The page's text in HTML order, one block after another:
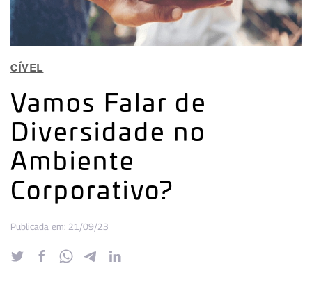
CÍVEL
Vamos Falar de
Diversidade no
Ambiente
Corporativo?
Publicada em: 21/09/23